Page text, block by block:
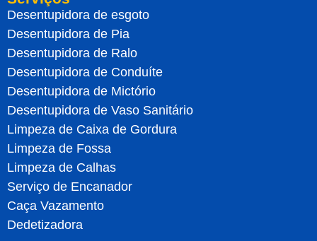
Desentupidora de esgoto
Desentupidora de Pia
Desentupidora de Ralo
Desentupidora de Conduíte
Desentupidora de Mictório
Desentupidora de Vaso Sanitário
Limpeza de Caixa de Gordura
Limpeza de Fossa
Limpeza de Calhas
Serviço de Encanador
Caça Vazamento
Dedetizadora